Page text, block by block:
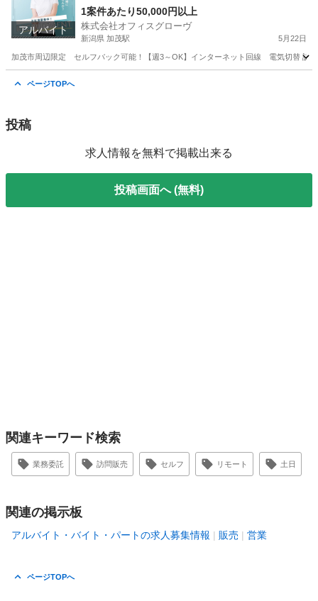
アルバイト
介
1案件あたり50,000円以上
株式会社オフィスグローヴ
新潟県 加茂駅 5月22日
加茂市周辺限定 セルフバック可能！【週3～OK】インターネット回線 電気切替 訪
ページTOPへ
投稿
求人情報を無料で掲載出来る
投稿画面へ (無料)
関連キーワード検索
業務委託 訪問販売 セルフ リモート 土日
関連の掲示板
アルバイト・バイト・パートの求人募集情報 販売 営業
ページTOPへ